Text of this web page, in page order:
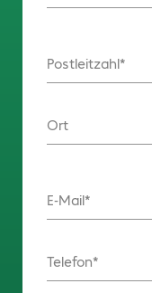
Postleitzahl
Ort
E-Mail
Telefon